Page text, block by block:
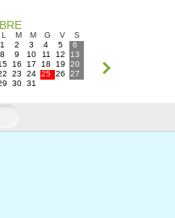
L M M G V
S
1 2 3 4 5
6
8 9 10 11 12
13
16 17 18 19
20
23 24 25 26
27
30 31